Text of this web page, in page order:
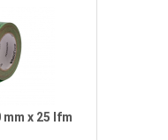
x 25 lfm